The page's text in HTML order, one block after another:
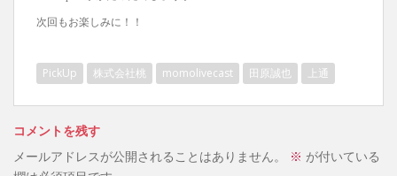
次回もお楽しみに！！
PickUp 株式会社桃 momolivecast 田原誠也 上通
コメントを残す
メールアドレスが公開されることはありません。
※ が付いている